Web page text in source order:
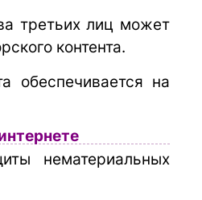
третьих лиц может
контента.
обеспечивается на
нематериальных